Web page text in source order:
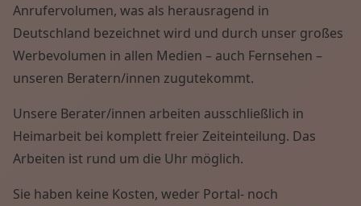
Anrufervolumen, was als herausragend in
Deutschland bezeichnet wird und durch unser großes
Werbevolumen in allen Medien – auch Fernsehen –
unseren Beratern/innen zugutekommt.
Unsere Berater/innen arbeiten ausschließlich in
Heimarbeit bei komplett freier Zeiteinteilung. Das
Arbeiten ist rund um die Uhr möglich.
Sie haben keine Kosten, weder Portal- noch